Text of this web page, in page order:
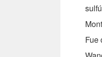
Fue